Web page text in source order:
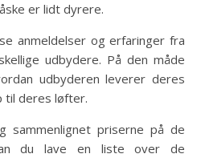
er lidt dyrere.
anmeldelser og erfaringer fra
udbydere. På den måde
udbyderen leverer deres
til deres løfter.
sammenlignet priserne på de
du lave en liste over de